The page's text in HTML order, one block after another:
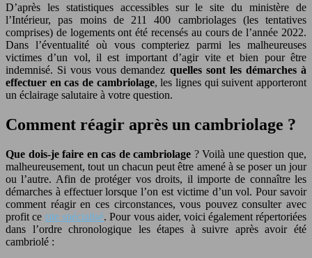
D’après les statistiques accessibles sur le site du ministère de
l’Intérieur, pas moins de 211 400 cambriolages (les tentatives
comprises) de logements ont été recensés au cours de l’année 2022.
Dans l’éventualité où vous compteriez parmi les malheureuses
victimes d’un vol, il est important d’agir vite et bien pour être
indemnisé. Si vous vous demandez quelles sont les démarches à
effectuer en cas de cambriolage, les lignes qui suivent apporteront
un éclairage salutaire à votre question.
Comment réagir après un cambriolage ?
Que dois-je faire en cas de cambriolage ? Voilà une question que,
malheureusement, tout un chacun peut être amené à se poser un jour
ou l’autre. Afin de protéger vos droits, il importe de connaître les
démarches à effectuer lorsque l’on est victime d’un vol. Pour savoir
comment réagir en ces circonstances, vous pouvez consulter avec
profit ce site spécialisé. Pour vous aider, voici également répertoriées
dans l’ordre chronologique les étapes à suivre après avoir été
cambriolé :